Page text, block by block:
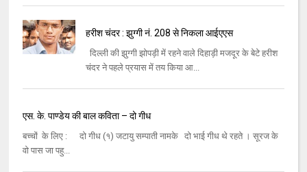
हरीश चंदर : झुग्गी नं. 208 से निकला आईएएस
दिल्ली की झुग्गी झोपड़ी में रहने वाले दिहाड़ी मजदूर के बेटे हरीश
चंदर ने पहले प्रयास में तय किया आ...
एस. के. पाण्डेय की बाल कविता – दो गीध
बच्चों के लिए : दो गीध (१) जटायु सम्पाती नामके दो भाई गीध थे रहते । सूरज के
वो पास जा पहु...